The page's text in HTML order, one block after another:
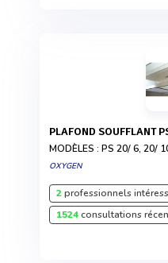
PLAFOND SOUFFLANT
MODÈLES : PS 20/ 6, 20/
OXYGEN
2professionnels
1524consultations